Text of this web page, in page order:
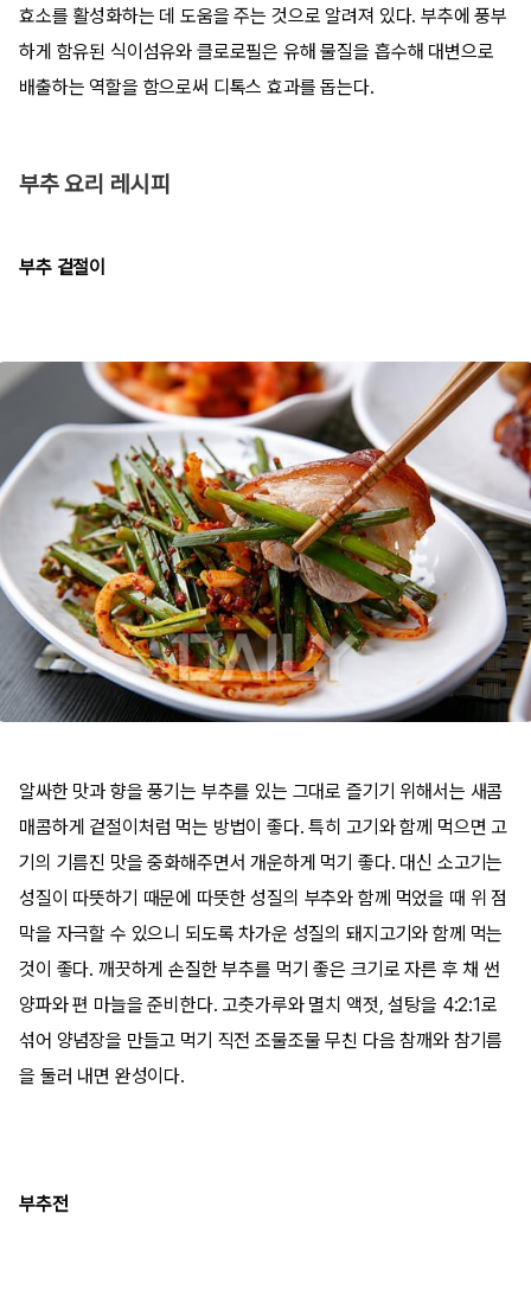
효소를 활성화하는 데 도움을 주는 것으로 알려져 있다. 부추에 풍부
하게 함유된 식이섬유와 클로로필은 유해 물질을 흡수해 대변으로
배출하는 역할을 함으로써 디톡스 효과를 돕는다.
부추 요리 레시피
부추 겉절이
알싸한 맛과 향을 풍기는 부추를 있는 그대로 즐기기 위해서는 새콤
매콤하게 겉절이처럼 먹는 방법이 좋다. 특히 고기와 함께 먹으면 고
기의 기름진 맛을 중화해주면서 개운하게 먹기 좋다. 대신 소고기는
성질이 따뜻하기 때문에 따뜻한 성질의 부추와 함께 먹었을 때 위 점
막을 자극할 수 있으니 되도록 차가운 성질의 돼지고기와 함께 먹는
것이 좋다. 깨끗하게 손질한 부추를 먹기 좋은 크기로 자른 후 채 썬
양파와 편 마늘을 준비한다. 고춧가루와 멸치 액젓, 설탕을 4:2:1로
섞어 양념장을 만들고 먹기 직전 조물조물 무친 다음 참깨와 참기름
을 둘러 내면 완성이다.
부추전